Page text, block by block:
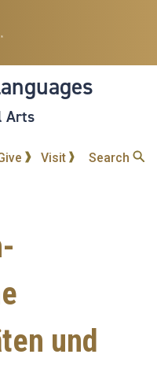
Arts
Visit Search
und